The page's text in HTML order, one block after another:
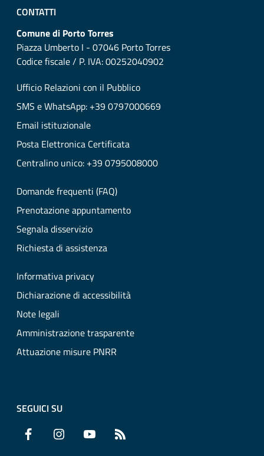
CONTATTI
Comune di Porto Torres
Piazza Umberto I - 07046 Porto Torres
Codice fiscale / P. IVA: 00252040902
Ufficio Relazioni con il Pubblico
SMS e WhatsApp: +39 0797000669
Email istituzionale
Posta Elettronica Certificata
Centralino unico: +39 0795008000
Domande frequenti (FAQ)
Prenotazione appuntamento
Segnala disservizio
Richiesta di assistenza
Informativa privacy
Dichiarazione di accessibilità
Note legali
Amministrazione trasparente
Attuazione misure PNRR
SEGUICI SU
Facebook Instagram YouTube